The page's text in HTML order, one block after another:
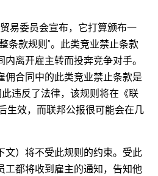
易委员会宣布，它打算颁布一
条款规则”。此类竞业禁止条款
离开雇主转而投奔竞争对手。
佣合同中的此类竞业禁止条款是
此违反了法律，该规则将在《联
生效，而联邦公报很可能会在几
文）将不受此规则的约束。受此
工都将收到雇主的通知，告知他